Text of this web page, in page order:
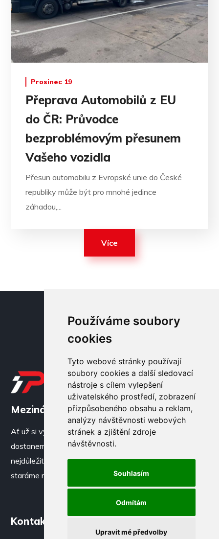
Používáme soubory
cookies
Tyto webové stránky používají
soubory cookies a další sledovací
nástroje s cílem vylepšení
uživatelského prostředí, zobrazení
přizpůsobeného obsahu a reklam,
analýzy návštěvnosti webových
stránek a zjištění zdroje
návštěvnosti.
Souhlasím
Odmítám
Upravit mé předvolby
Prosinec 19
Přeprava Automobilů z EU
do ČR: Průvodce
bezproblémovým přesunem
Vašeho vozidla
Přesun automobilu z Evropské unie do České
republiky může být pro mnohé jedince
záhadou,...
Více
Mezinárodní přeprava vozidel
Ať už si vyberete auto z jakéhokoliv koutu Evropy,
dostaneme ho k vám na plac. Vy se soustřeďte na to
nejdůležitější – nakupování a prodej aut. O zbytek se
staráme my.
Kontakty